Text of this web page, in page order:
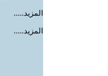
المزيد.....
المزيد.....